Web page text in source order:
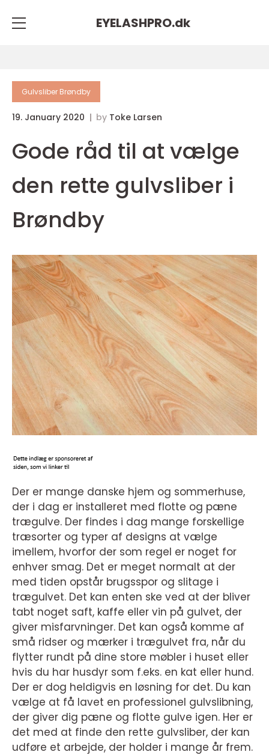
EYELASHPRO.dk
Gulvsliber Brøndby
19. January 2020 by Toke Larsen
Gode råd til at vælge
den rette gulvsliber i
Brøndby
Der er mange danske hjem og sommerhuse,
der i dag er installeret med flotte og pæne
trægulve. Der findes i dag mange forskellige
træsorter og typer af designs at vælge
imellem, hvorfor der som regel er noget for
enhver smag. Det er meget normalt at der
med tiden opstår brugsspor og slitage i
trægulvet. Det kan enten ske ved at der bliver
tabt noget saft, kaffe eller vin på gulvet, der
giver misfarvninger. Det kan også komme af
små ridser og mærker i trægulvet fra, når du
flytter rundt på dine store møbler i huset eller
hvis du har husdyr som f.eks. en kat eller hund.
Der er dog heldigvis en løsning for det. Du kan
vælge at få lavet en professionel gulvslibning,
der giver dig pæne og flotte gulve igen. Her er
det med at finde den rette gulvsliber, der kan
udføre et arbejde, der holder i mange år frem.